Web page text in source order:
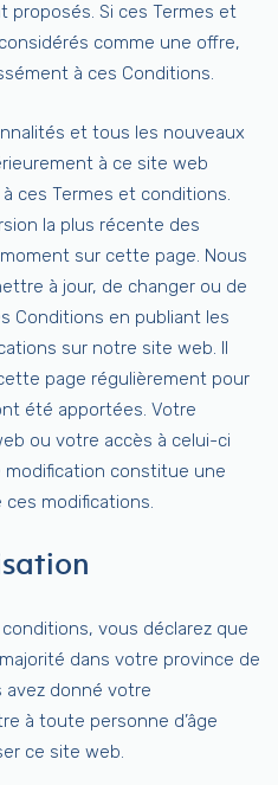
proposés. Si ces Termes et
comme une offre,
à ces Conditions.
et tous les nouveaux
à ce site web
ces Termes et conditions.
la plus récente des
sur cette page. Nous
à jour, de changer ou de
Conditions en publiant les
sur notre site web. Il
page régulièrement pour
été apportées. Votre
ou votre accès à celui-ci
constitue une
modifications.
vous déclarez que
dans votre province de
donné votre
à toute personne d’âge
ce site web.